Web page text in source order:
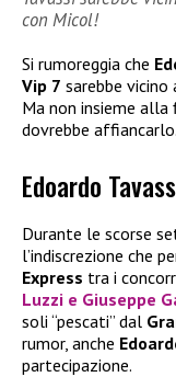
con Micol!
Si rumoreggia che
Vip 7 sarebbe
Ma non insieme alla
dovrebbe affiancarlo.
Edoardo
Durante le scorse
l’indiscrezione che
Express tra i
Luzzi e Giuseppe
soli “pescati” dal
rumor, anche
partecipazione.